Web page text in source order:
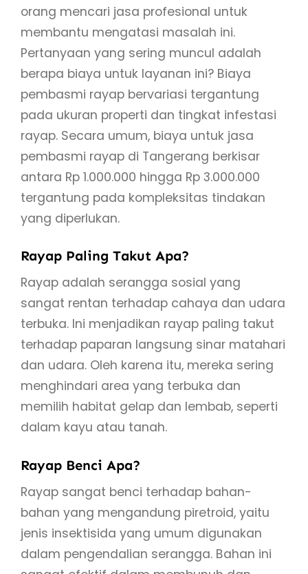
orang mencari jasa profesional untuk
membantu mengatasi masalah ini.
Pertanyaan yang sering muncul adalah
berapa biaya untuk layanan ini? Biaya
pembasmi rayap bervariasi tergantung
pada ukuran properti dan tingkat infestasi
rayap. Secara umum, biaya untuk jasa
pembasmi rayap di Tangerang berkisar
antara Rp 1.000.000 hingga Rp 3.000.000
tergantung pada kompleksitas tindakan
yang diperlukan.
Rayap Paling Takut Apa?
Rayap adalah serangga sosial yang
sangat rentan terhadap cahaya dan udara
terbuka. Ini menjadikan rayap paling takut
terhadap paparan langsung sinar matahari
dan udara. Oleh karena itu, mereka sering
menghindari area yang terbuka dan
memilih habitat gelap dan lembab, seperti
dalam kayu atau tanah.
Rayap Benci Apa?
Rayap sangat benci terhadap bahan-
bahan yang mengandung piretroid, yaitu
jenis insektisida yang umum digunakan
dalam pengendalian serangga. Bahan ini